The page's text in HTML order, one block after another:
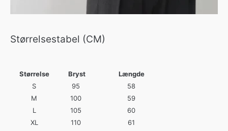
Størrelsestabel (CM)
Størrelse Bryst
Længde
S
95
58
M
100
59
L
105
60
XL
110 61